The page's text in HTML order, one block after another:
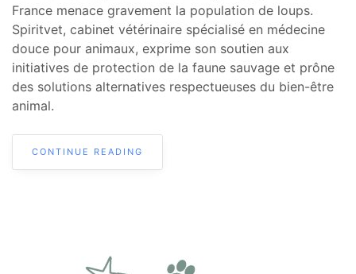
France menace gravement la population de loups.
Spiritvet, cabinet vétérinaire spécialisé en médecine
douce pour animaux, exprime son soutien aux
initiatives de protection de la faune sauvage et prône
des solutions alternatives respectueuses du bien-être
animal.
CONTINUE READING